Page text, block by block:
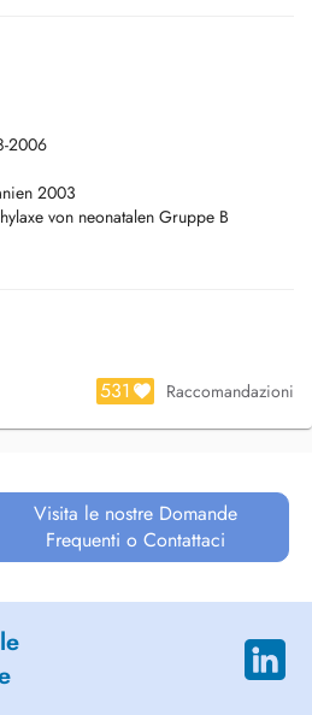
2006
2003
von neonatalen Gruppe B
2006-2009
2010
2013
wissenschaftlichen Zeitschriften, 25
531 Raccomandazioni
Visita le nostre Domande
Frequenti o Contattaci